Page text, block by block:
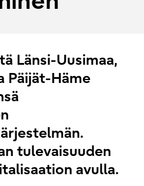
Länsi-Uusimaa,
Päijät-Häme
tulevaisuuden
avulla.